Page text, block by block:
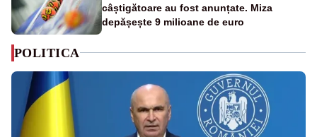
câștigătoare au fost anunțate. Miza
depășește 9 milioane de euro
POLITICA